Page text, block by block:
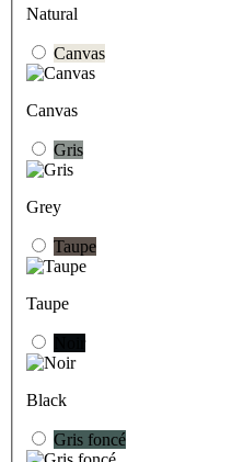
Natural
Canvas
Canvas
Gris
Grey
Taupe
Taupe
Black
Gris foncé